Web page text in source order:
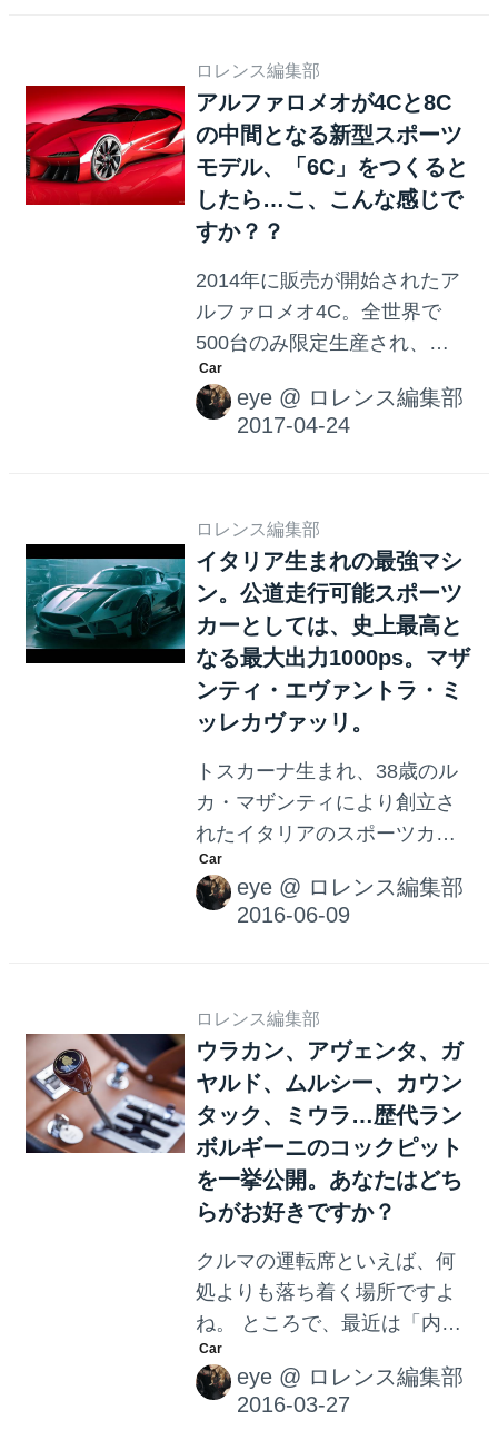
ロレンス編集部
アルファロメオが4Cと8C
の中間となる新型スポーツ
モデル、「6C」をつくると
したら…こ、こんな感じで
すか？？
2014年に販売が開始されたア
ルファロメオ4C。全世界で
500台のみ限定生産され、
2007年に販売されたアルファ
ロメオ8C。その4Cと8Cの中間
モデルである、 「6C」 が生産
中、 こ、これが6C？？ という
画像が登場しました。 まずは
4C。 まずは、6Cのイメージの
元となる、4Cを確認しておき
ましょう。 素敵です。2017年
モデルも売れ行きは好調で
す。 次に8C。(アルファロメ
そして、500台限定で生産され
た8C。 500台の限定生産で、
イタリアに70台、アメリカに
99台、日本に70台が割り当て
られまし...
eye @ ロレンス編集部
ロレンス編集部
イタリア生まれの最強マシ
ン。公道走行可能スポーツ
カーとしては、史上最高と
なる最大出力1000ps。マザ
ンティ・エヴァントラ・ミ
ッレカヴァッリ。
トスカーナ生まれ、38歳のル
カ・マザンティにより創立さ
れたイタリアのスポーツカー
メーカ、マザンティ・アウト
モビリ。マザンティは、ほぼ
手作りといっても過言ではな
た。 2013年1月に発表された
エヴァントラ V8。生産台数わ
ずか5台。 マザンティといえ
ば、2013年のモナコ・モータ
ーショーで披露された、 エヴ
ァントラV8 が浮かぶ方が多い
のではないでしょうか。デザ
クとモダンの融合」。飛び出
したサイドミラーと張り出し
たフェンダーラインはラ・フ
ェラーリやゾンダを彷彿とさ
せますが、スペックも最高出
eye @ ロレンス編集部
ロレンス編集部
ウラカン、アヴェンタ、ガ
ヤルド、ムルシー、カウン
タック、ミウラ…歴代ラン
ボルギーニのコックピット
を一挙公開。あなたはどち
らがお好きですか？
クルマの運転席といえば、何
処よりも落ち着く場所ですよ
ね。 ところで、最近は「内装
がコックピットのようなクル
マ」や「次世代カー、運転席
をコックピット化へ」といっ
eye @ ロレンス編集部